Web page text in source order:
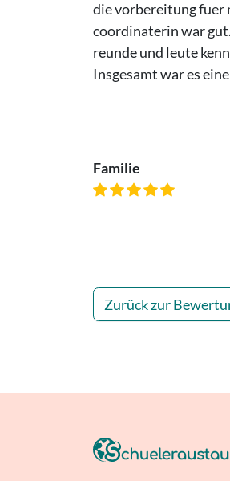
die vorbereitung fuer
coordinaterin war
reunde und leute
Insgesamt war es
Familie
Zurück zur